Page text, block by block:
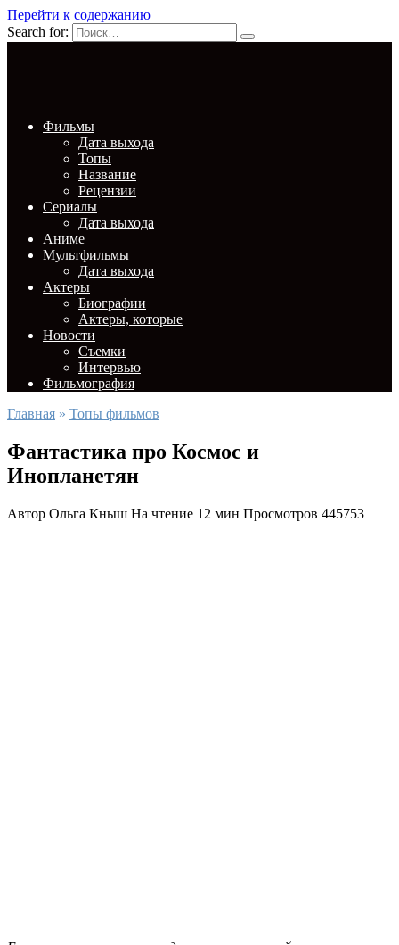
Перейти к содержанию
Search for:
Фильмы
Дата выхода
Топы
Название
Рецензии
Сериалы
Дата выхода
Аниме
Мультфильмы
Дата выхода
Актеры
Биографии
Актеры, которые
Новости
Съемки
Интервью
Фильмография
Главная » Топы фильмов
Фантастика про Космос и
Инопланетян
Автор Ольга Кныш На чтение 12 мин Просмотров 445753